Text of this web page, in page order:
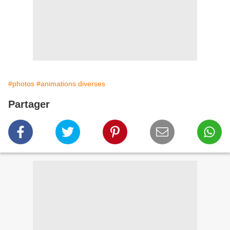
#photos #animations diverses
Partager